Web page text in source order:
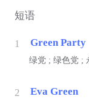
短语
1 Green Party
绿党 ; 绿色党 ;
2 Eva Green